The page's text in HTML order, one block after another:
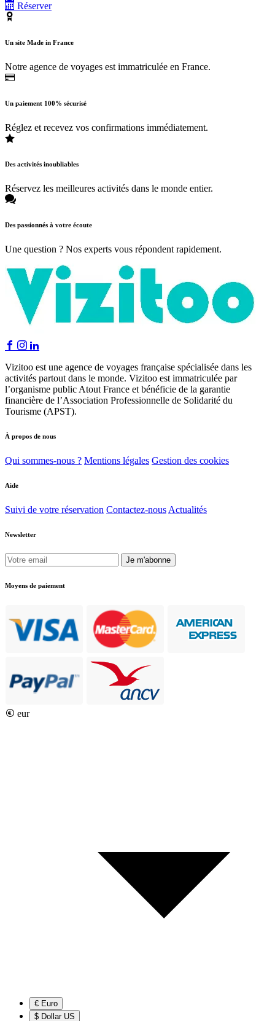
Réserver
Un site Made in France
Notre agence de voyages est immatriculée en France.
Un paiement 100% sécurisé
Réglez et recevez vos confirmations immédiatement.
Des activités inoubliables
Réservez les meilleures activités dans le monde entier.
Des passionnés à votre écoute
Une question ? Nos experts vous répondent rapidement.
Vizitoo est une agence de voyages française spécialisée dans les
activités partout dans le monde. Vizitoo est immatriculée par
l’organisme public Atout France et bénéficie de la garantie
financière de l’Association Professionnelle de Solidarité du
Tourisme (APST).
À propos de nous
Qui sommes-nous ? Mentions légales Gestion des cookies
Aide
Suivi de votre réservation Contactez-nous Actualités
Newsletter
Je m'abonne
Moyens de paiement
eur
€ Euro
$ Dollar US